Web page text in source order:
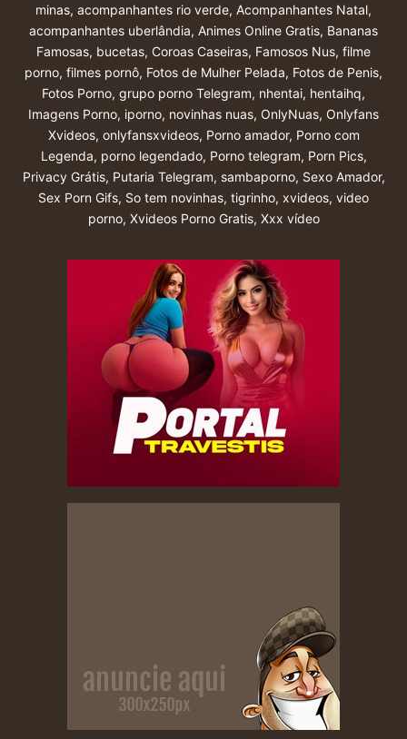
minas, acompanhantes rio verde, Acompanhantes Natal,
acompanhantes uberlândia, Animes Online Gratis, Bananas
Famosas, bucetas, Coroas Caseiras, Famosos Nus, filme
porno, filmes pornô, Fotos de Mulher Pelada, Fotos de Penis,
Fotos Porno, grupo porno Telegram, nhentai, hentaihq,
Imagens Porno, iporno, novinhas nuas, OnlyNuas, Onlyfans
Xvideos, onlyfansxvideos, Porno amador, Porno com
Legenda, porno legendado, Porno telegram, Porn Pics,
Privacy Grátis, Putaria Telegram, sambaporno, Sexo Amador,
Sex Porn Gifs, So tem novinhas, tigrinho, xvideos, video
porno, Xvideos Porno Gratis, Xxx vídeo